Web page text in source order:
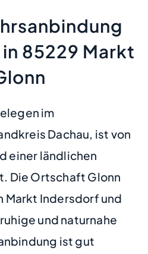
85229 Markt
im
Dachau, ist von
einer ländlichen
Die Ortschaft Glonn
Markt Indersdorf und
und naturnahe
ist gut